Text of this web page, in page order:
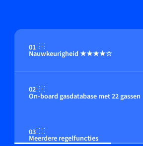
01
Nauwkeurigheid ★★★★☆
02
On-board gasdatabase met 22 gassen
03
Meerdere regelfuncties